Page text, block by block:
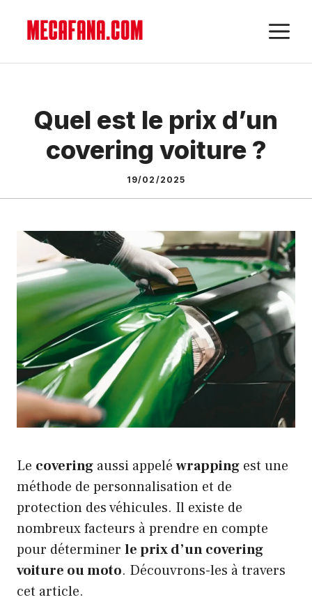
Quel est le prix d’un
covering voiture ?
19/02/2025
Le covering aussi appelé wrapping est une
méthode de personnalisation et de
protection des véhicules. Il existe de
nombreux facteurs à prendre en compte
pour déterminer le prix d’un covering
voiture ou moto. Découvrons-les à travers
cet article.